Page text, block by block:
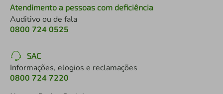
Atendimento a pessoas com deficiência
Auditivo ou de fala
0800 724 0525
SAC
Informações, elogios e reclamações
0800 724 7220